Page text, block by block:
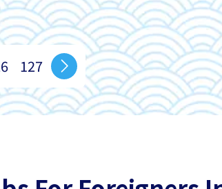
127